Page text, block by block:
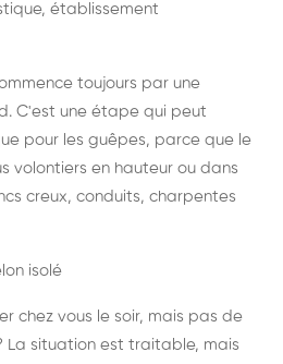
établissement
toujours par une
C'est une étape qui peut
pour les guêpes, parce que le
volontiers en hauteur ou dans
creux, conduits, charpentes
isolé
chez vous le soir, mais pas de
La situation est traitable, mais